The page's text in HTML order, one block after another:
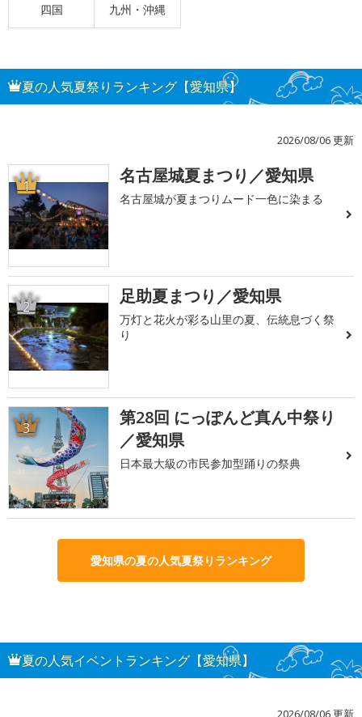
四国 九州・沖縄
夏の人気夏祭りランキング【愛知県】
2026/08/06 更新
1 名古屋城夏まつり／愛知県
名古屋城が夏まつりムード一色に染まる
2 足助夏まつり／愛知県
万灯と花火が彩る山里の夏、伝統息づく祭
り
3
第28回 にっぽんど真ん中祭り
／愛知県
日本最大級の市民参加型踊りの祭典
愛知県の夏の人気夏祭りランキング
夏の人気イベントランキング【愛知県】
2026/08/06 更新